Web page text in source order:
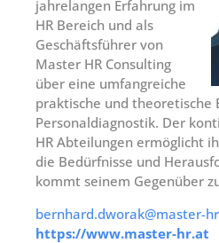
jahrelangen Erfahrung im
HR Bereich und als
Geschäftsführer von
Master HR Consulting
über eine umfangreiche
praktische und theoretische
Personaldiagnostik. Der
HR Abteilungen ermöglicht
die Bedürfnisse und
kommt seinem Gegenüber
bernhard.dworak@master-
https://www.master-hr.at